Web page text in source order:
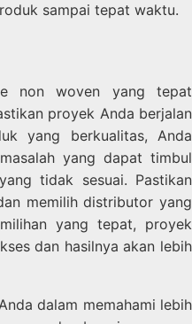
sampai tepat waktu.
non woven yang tepat
proyek Anda berjalan
yang berkualitas, Anda
yang dapat timbul
tidak sesuai. Pastikan
memilih distributor yang
yang tepat, proyek
dan hasilnya akan lebih
dalam memahami lebih